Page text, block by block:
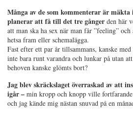
Många av de som kommenterar är
planerar att få till det tre gånger den här
att man ska ha sex när man får ”feeling”
hetsa fram eller schemalägga.
Fast efter ett par år tillsammans, kanske
inte bara runt varandra och lunkar på utan
behoven kanske glömts bort?
Jag blev skräckslaget överraskad av att
igår – min kropp och knopp ville
och jag kände mig nästan snuvad på en